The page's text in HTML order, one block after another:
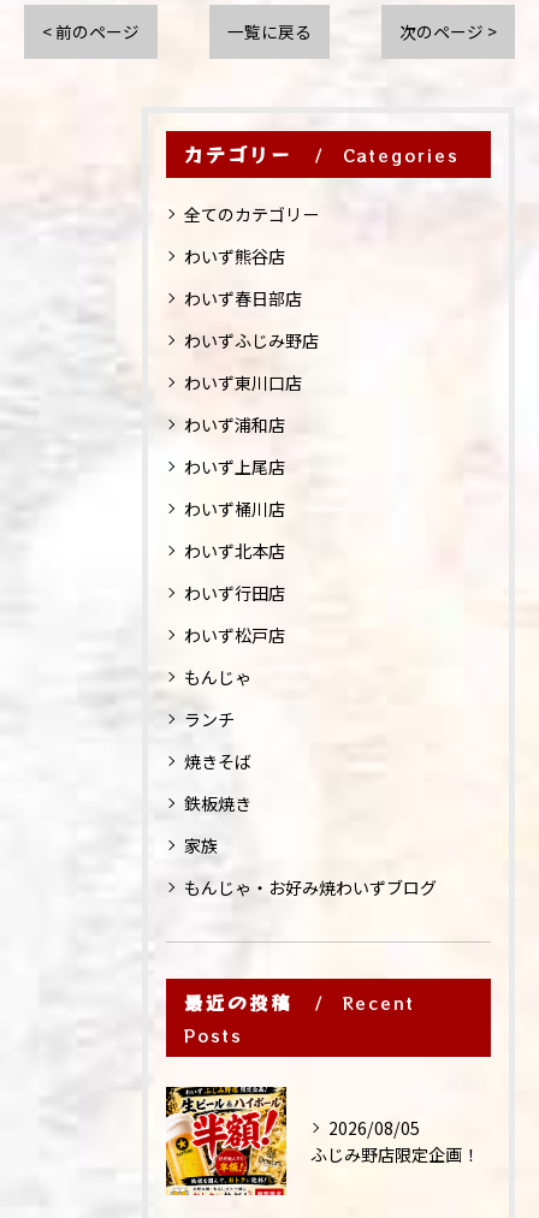
< 前のページ 一覧に戻る 次のページ >
カテゴリー Categories
全てのカテゴリー
わいず熊谷店
わいず春日部店
わいずふじみ野店
わいず東川口店
わいず浦和店
わいず上尾店
わいず桶川店
わいず北本店
わいず行田店
わいず松戸店
もんじゃ
ランチ
焼きそば
鉄板焼き
家族
もんじゃ・お好み焼わいずブログ
最近の投稿
Recent
Posts
2026/08/05
ふじみ野店限定企画！